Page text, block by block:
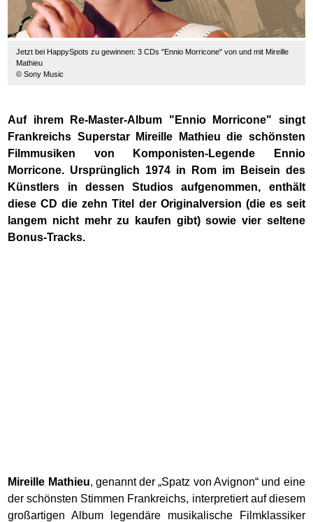
Jetzt bei HappySpots zu gewinnen: 3 CDs "Ennio Morricone" von und mit Mireille
Mathieu
© Sony Music
Auf ihrem Re-Master-Album "Ennio Morricone" singt
Frankreichs Superstar Mireille Mathieu die schönsten
Filmmusiken von Komponisten-Legende Ennio
Morricone. Ursprünglich 1974 in Rom im Beisein des
Künstlers in dessen Studios aufgenommen, enthält
diese CD die zehn Titel der Originalversion (die es seit
langem nicht mehr zu kaufen gibt) sowie vier seltene
Bonus-Tracks.
Mireille Mathieu, genannt der „Spatz von Avignon“ und eine
der schönsten Stimmen Frankreichs, interpretiert auf diesem
großartigen Album legendäre musikalische Filmklassiker